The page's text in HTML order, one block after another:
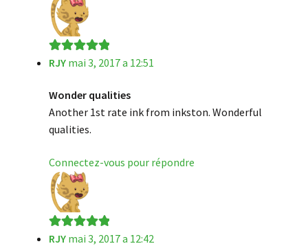
Note5sur 5
RJY mai 3, 2017 a 12:51
Wonder qualities
Another 1st rate ink from inkston. Wonderful
qualities.
Connectez-vous pour répondre
Note5sur 5
RJY mai 3, 2017 a 12:42